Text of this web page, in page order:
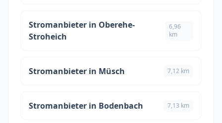
Stromanbieter in Oberehe-
Stroheich
6,96
km
Stromanbieter in Müsch 7,12 km
Stromanbieter in Bodenbach 7,13 km